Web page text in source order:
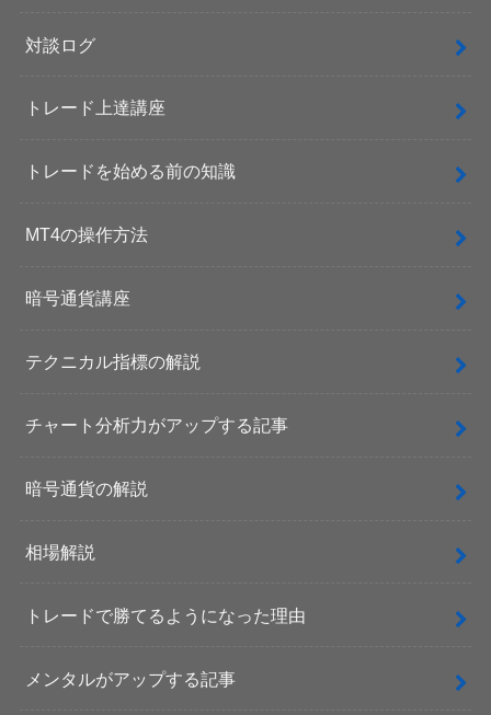
対談ログ
トレード上達講座
トレードを始める前の知識
MT4の操作方法
暗号通貨講座
テクニカル指標の解説
チャート分析力がアップする記事
暗号通貨の解説
相場解説
トレードで勝てるようになった理由
メンタルがアップする記事